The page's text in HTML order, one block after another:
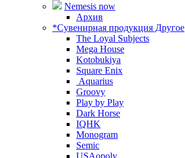
Nemesis now
Архив
*Сувенирная продукция Другое
The Loyal Subjects
Mega House
Kotobukiya
Square Enix
Aquarius
Groovy
Play by Play
Dark Horse
IQHK
Monogram
Semic
USAopoly